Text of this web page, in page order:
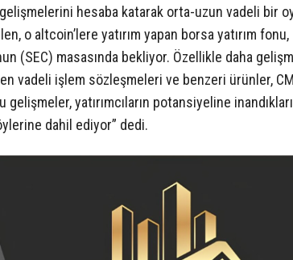
hesaba katarak orta-uzun vadeli bir
o altcoin’lere yatırım yapan borsa yatırım fonu,
(SEC) masasında bekliyor. Özellikle daha
vadeli işlem sözleşmeleri ve benzeri ürünler,
yatırımcıların potansiyeline
dahil ediyor” dedi.